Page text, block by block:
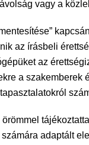
vagy a
az írásbeli
az
a
adaptált